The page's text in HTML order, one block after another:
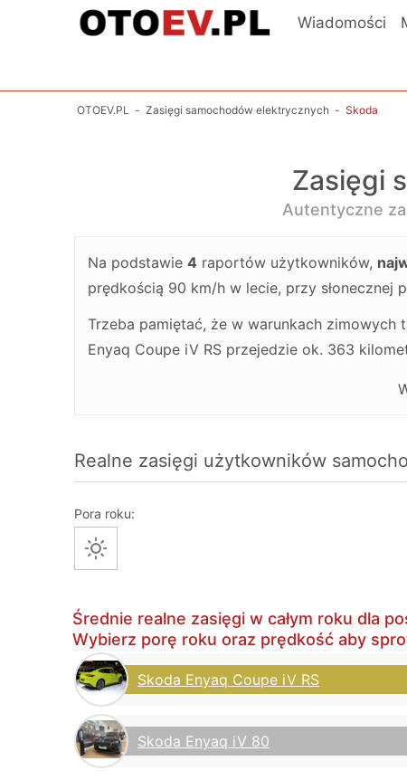
Wiadomości
OTOEV.PL - Zasięgi samochodów elektrycznych - Skoda
Zasięgi
Autentyczne
Na podstawie 4 raportów użytkowników,
prędkością 90 km/h w lecie, przy słonecznej
Trzeba pamiętać, że w warunkach zimowych
Enyaq Coupe iV RS przejedzie ok. 363
Realne zasięgi użytkowników
Pora roku:
Średnie realne zasięgi w całym roku dla
Wybierz porę roku oraz prędkość aby
Skoda Enyaq Coupe iV RS
Skoda Enyaq iV 80